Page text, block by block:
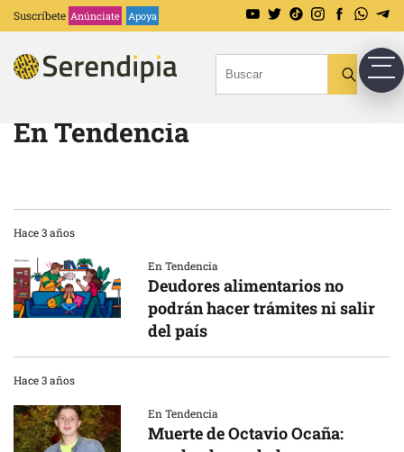
Suscríbete Anúnciate Apoya
En Tendencia
Hace 3 años
En Tendencia
Deudores alimentarios no
podrán hacer trámites ni salir
del país
Hace 3 años
En Tendencia
Muerte de Octavio Ocaña: